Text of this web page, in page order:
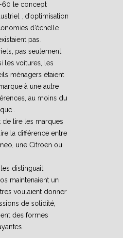
60 le concept
, d’optimisation
d’échelle
pas.
pas seulement
les voitures, les
ménagers étaient
à une autre
au moins du
.
de lire les marques
la différence entre
une Citroen ou
distinguait
maintenaient un
voulaient donner
de solidité,
des formes